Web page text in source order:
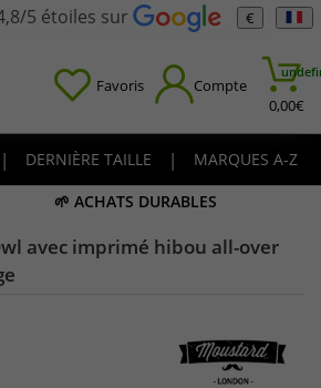
5 étoiles sur €
Favoris Compte
0,00€
| DERNIÈRE TAILLE |
MARQUES A-Z
🌱 ACHATS DURABLES
avec imprimé hibou all-over